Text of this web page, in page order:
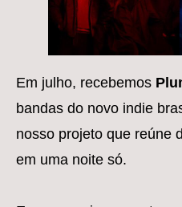
Em julho, recebemos
bandas do novo indie
nosso projeto que reúne
em uma noite só.